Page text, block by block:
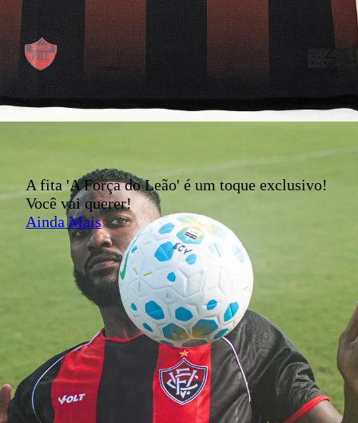
A fita 'A Força do Leão' é um toque exclusivo!
Você vai querer!
Ainda Mais